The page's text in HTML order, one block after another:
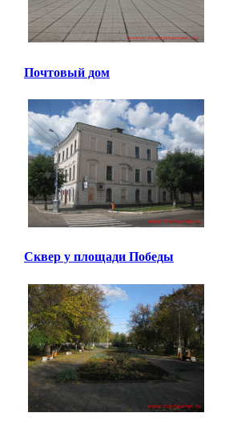
Почтовый дом
Сквер у площади Победы